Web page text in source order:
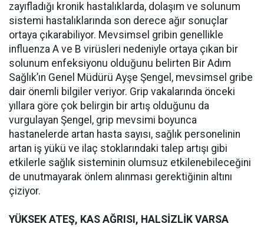
zayıfladığı kronik hastalıklarda, dolaşım ve solunum
sistemi hastalıklarında son derece ağır sonuçlar
ortaya çıkarabiliyor. Mevsimsel gribin genellikle
influenza A ve B virüsleri nedeniyle ortaya çıkan bir
solunum enfeksiyonu olduğunu belirten Bir Adım
Sağlık’ın Genel Müdürü Ayşe Şengel, mevsimsel gribe
dair önemli bilgiler veriyor. Grip vakalarında önceki
yıllara göre çok belirgin bir artış olduğunu da
vurgulayan Şengel, grip mevsimi boyunca
hastanelerde artan hasta sayısı, sağlık personelinin
artan iş yükü ve ilaç stoklarındaki talep artışı gibi
etkilerle sağlık sisteminin olumsuz etkilenebileceğini
de unutmayarak önlem alınması gerektiğinin altını
çiziyor.
YÜKSEK ATEŞ, KAS AĞRISI, HALSİZLİK VARSA